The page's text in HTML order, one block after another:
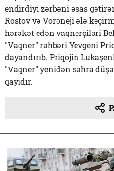
endirdiyi zərbəni əsas
Rostov və Voroneji ələ
hərəkət edən vaqnerçiləri
"Vaqner" rəhbəri Yevgeni
dayandırıb. Priqojin
"Vaqner" yenidən səhra
qayıdır.